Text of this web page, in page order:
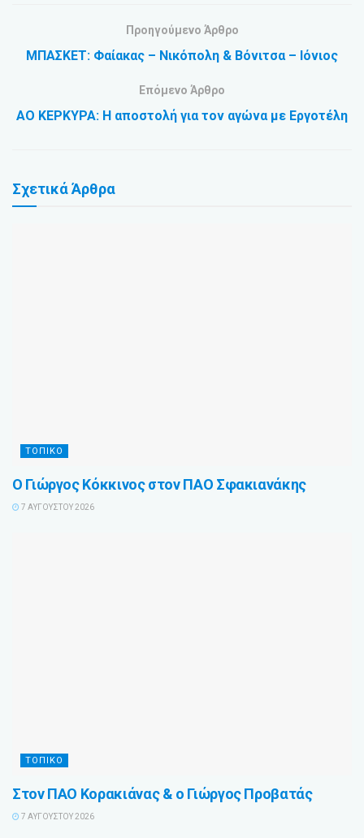
Προηγούμενο Άρθρο
ΜΠΑΣΚΕΤ: Φαίακας – Νικόπολη & Βόνιτσα – Ιόνιος
Επόμενο Άρθρο
ΑΟ ΚΕΡΚΥΡΑ: Η αποστολή για τον αγώνα με Εργοτέλη
ΣχετικάΆρθρα
ΤΟΠΙΚΌ
Ο Γιώργος Κόκκινος στον ΠΑΟ Σφακιανάκης
7 ΑΥΓΟΎΣΤΟΥ 2026
ΤΟΠΙΚΌ
Στον ΠΑΟ Κορακιάνας & ο Γιώργος Προβατάς
7 ΑΥΓΟΎΣΤΟΥ 2026